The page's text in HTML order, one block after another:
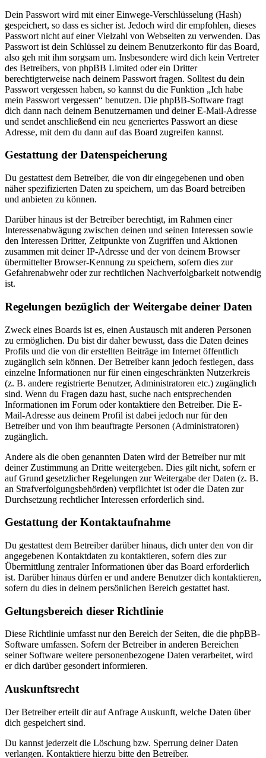
Dein Passwort wird mit einer Einwege-Verschlüsselung (Hash)
gespeichert, so dass es sicher ist. Jedoch wird dir empfohlen, dieses
Passwort nicht auf einer Vielzahl von Webseiten zu verwenden. Das
Passwort ist dein Schlüssel zu deinem Benutzerkonto für das Board,
also geh mit ihm sorgsam um. Insbesondere wird dich kein Vertreter
des Betreibers, von phpBB Limited oder ein Dritter
berechtigterweise nach deinem Passwort fragen. Solltest du dein
Passwort vergessen haben, so kannst du die Funktion „Ich habe
mein Passwort vergessen“ benutzen. Die phpBB-Software fragt
dich dann nach deinem Benutzernamen und deiner E-Mail-Adresse
und sendet anschließend ein neu generiertes Passwort an diese
Adresse, mit dem du dann auf das Board zugreifen kannst.
Gestattung der Datenspeicherung
Du gestattest dem Betreiber, die von dir eingegebenen und oben
näher spezifizierten Daten zu speichern, um das Board betreiben
und anbieten zu können.
Darüber hinaus ist der Betreiber berechtigt, im Rahmen einer
Interessenabwägung zwischen deinen und seinen Interessen sowie
den Interessen Dritter, Zeitpunkte von Zugriffen und Aktionen
zusammen mit deiner IP-Adresse und der von deinem Browser
übermittelter Browser-Kennung zu speichern, sofern dies zur
Gefahrenabwehr oder zur rechtlichen Nachverfolgbarkeit notwendig
ist.
Regelungen bezüglich der Weitergabe deiner Daten
Zweck eines Boards ist es, einen Austausch mit anderen Personen
zu ermöglichen. Du bist dir daher bewusst, dass die Daten deines
Profils und die von dir erstellten Beiträge im Internet öffentlich
zugänglich sein können. Der Betreiber kann jedoch festlegen, dass
einzelne Informationen nur für einen eingeschränkten Nutzerkreis
(z. B. andere registrierte Benutzer, Administratoren etc.) zugänglich
sind. Wenn du Fragen dazu hast, suche nach entsprechenden
Informationen im Forum oder kontaktiere den Betreiber. Die E-
Mail-Adresse aus deinem Profil ist dabei jedoch nur für den
Betreiber und von ihm beauftragte Personen (Administratoren)
zugänglich.
Andere als die oben genannten Daten wird der Betreiber nur mit
deiner Zustimmung an Dritte weitergeben. Dies gilt nicht, sofern er
auf Grund gesetzlicher Regelungen zur Weitergabe der Daten (z. B.
an Strafverfolgungsbehörden) verpflichtet ist oder die Daten zur
Durchsetzung rechtlicher Interessen erforderlich sind.
Gestattung der Kontaktaufnahme
Du gestattest dem Betreiber darüber hinaus, dich unter den von dir
angegebenen Kontaktdaten zu kontaktieren, sofern dies zur
Übermittlung zentraler Informationen über das Board erforderlich
ist. Darüber hinaus dürfen er und andere Benutzer dich kontaktieren,
sofern du dies in deinem persönlichen Bereich gestattet hast.
Geltungsbereich dieser Richtlinie
Diese Richtlinie umfasst nur den Bereich der Seiten, die die phpBB-
Software umfassen. Sofern der Betreiber in anderen Bereichen
seiner Software weitere personenbezogene Daten verarbeitet, wird
er dich darüber gesondert informieren.
Auskunftsrecht
Der Betreiber erteilt dir auf Anfrage Auskunft, welche Daten über
dich gespeichert sind.
Du kannst jederzeit die Löschung bzw. Sperrung deiner Daten
verlangen. Kontaktiere hierzu bitte den Betreiber.